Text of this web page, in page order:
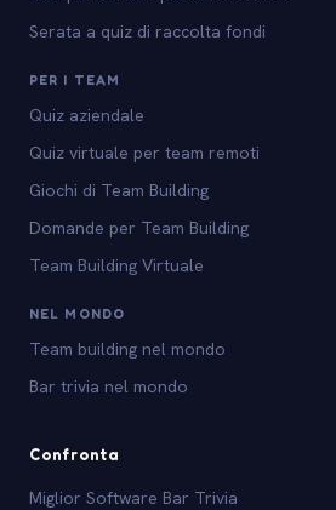
Serata a quiz di raccolta fondi
PER I TEAM
Quiz aziendale
Quiz virtuale per team remoti
Giochi di Team Building
Domande per Team Building
Team Building Virtuale
NEL MONDO
Team building nel mondo
Bar trivia nel mondo
Confronta
Miglior Software Bar Trivia